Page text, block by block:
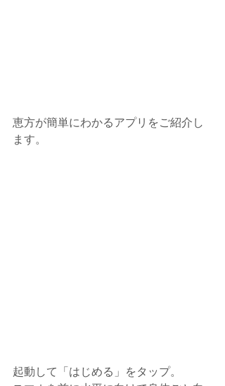
恵方が簡単にわかるアプリをご紹介し
ます。
起動して「はじめる」をタップ。